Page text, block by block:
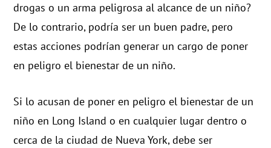
drogas o un arma peligrosa al alcance de un niño?
De lo contrario, podría ser un buen padre, pero
estas acciones podrían generar un cargo de poner
en peligro el bienestar de un niño.
Si lo acusan de poner en peligro el bienestar de un
niño en Long Island o en cualquier lugar dentro o
cerca de la ciudad de Nueva York, debe ser